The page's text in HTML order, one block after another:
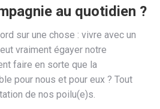
au quotidien ?
sur une chose : vivre avec un
vraiment égayer notre
faire en sorte que la
pour nous et pour eux ? Tout
de nos poilu(e)s.